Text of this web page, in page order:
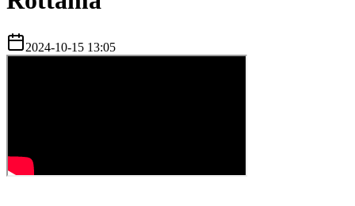
2024-10-15 13:05